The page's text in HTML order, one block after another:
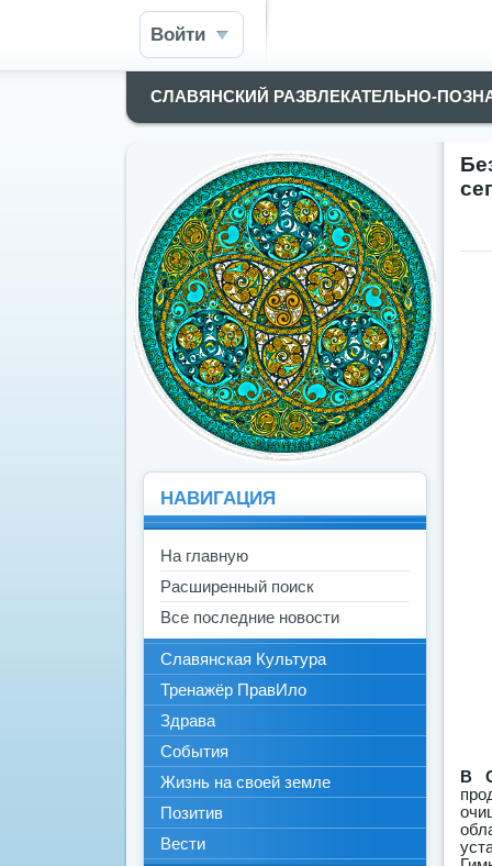
Войти
СЛАВЯНСКИЙ РАЗВЛЕКАТЕЛЬНО-
В
НАВИГАЦИЯ
На главную
Расширенный поиск
Все последние новости
Славянская Культура
Тренажёр ПравИло
Здрава
События
Жизнь на своей земле
Позитив
Вести